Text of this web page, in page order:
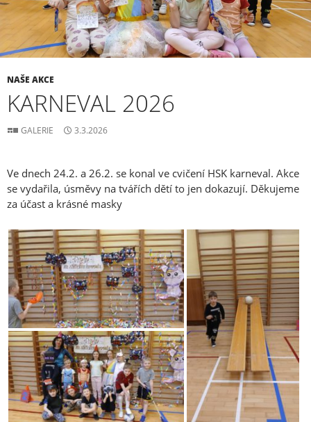
NAŠE AKCE
KARNEVAL 2026
GALERIE 3.3.2026
Ve dnech 24.2. a 26.2. se konal ve cvičení HSK karneval. Akce
se vydařila, úsměvy na tvářích dětí to jen dokazují. Děkujeme
za účast a krásné masky